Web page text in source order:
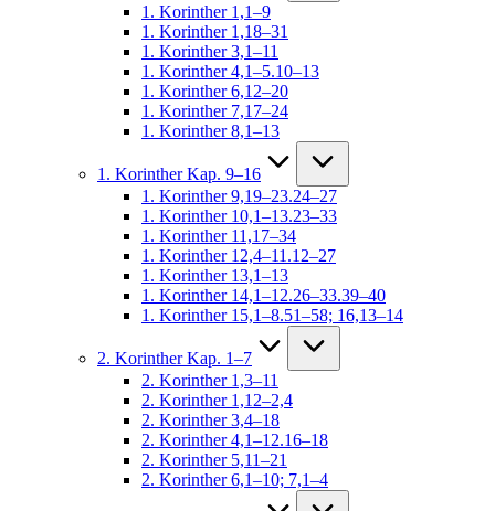
1. Korinther 1,1–9
1. Korinther 1,18–31
1. Korinther 3,1–11
1. Korinther 4,1–5.10–13
1. Korinther 6,12–20
1. Korinther 7,17–24
1. Korinther 8,1–13
1. Korinther Kap. 9–16
1. Korinther 9,19–23.24–27
1. Korinther 10,1–13.23–33
1. Korinther 11,17–34
1. Korinther 12,4–11.12–27
1. Korinther 13,1–13
1. Korinther 14,1–12.26–33.39–40
1. Korinther 15,1–8.51–58; 16,13–14
2. Korinther Kap. 1–7
2. Korinther 1,3–11
2. Korinther 1,12–2,4
2. Korinther 3,4–18
2. Korinther 4,1–12.16–18
2. Korinther 5,11–21
2. Korinther 6,1–10; 7,1–4